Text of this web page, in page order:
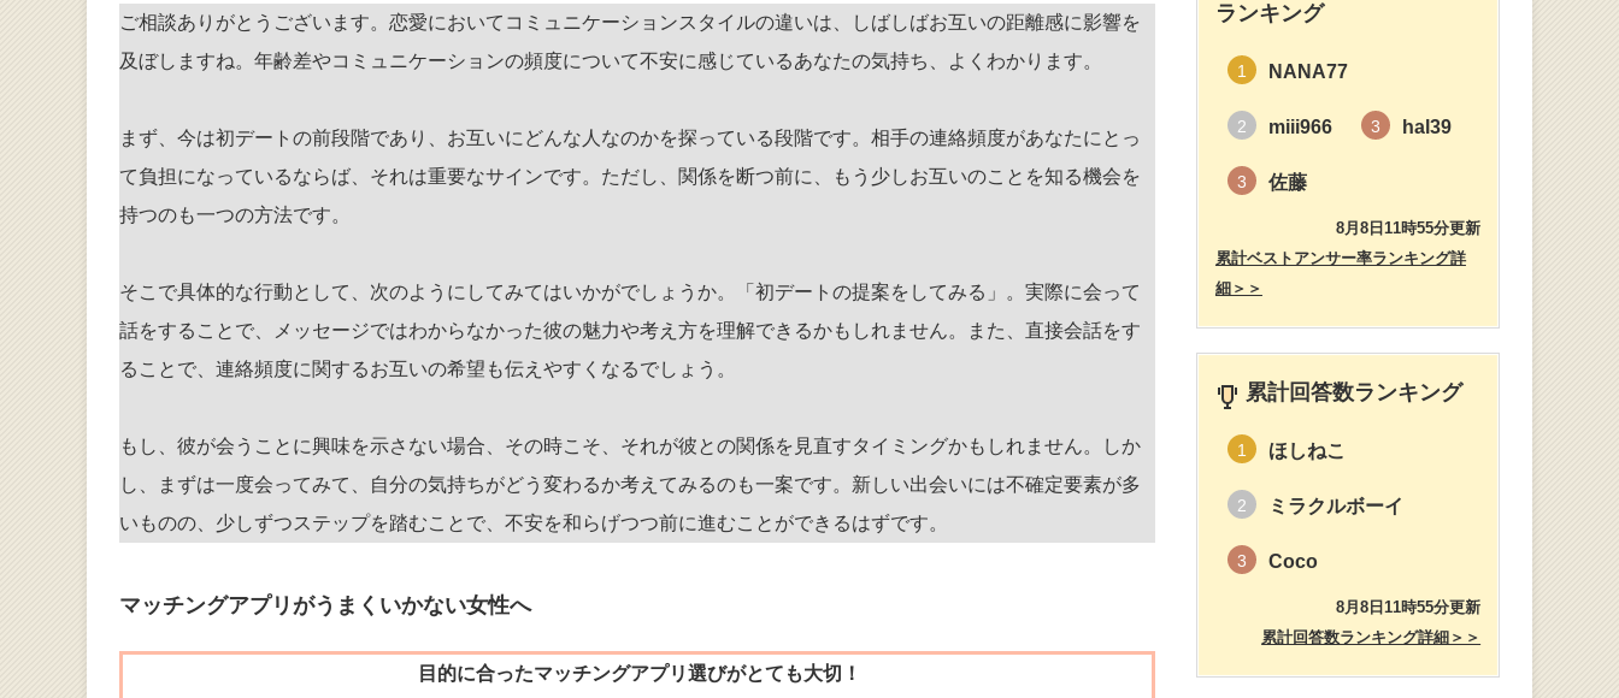
ご相談ありがとうございます。恋愛においてコミュニケーションスタイルの違いは、しばしばお互いの距離感に影響を
及ぼしますね。年齢差やコミュニケーションの頻度について不安に感じているあなたの気持ち、よくわかります。
まず、今は初デートの前段階であり、お互いにどんな人なのかを探っている段階です。相手の連絡頻度があなたにとっ
て負担になっているならば、それは重要なサインです。ただし、関係を断つ前に、もう少しお互いのことを知る機会を
持つのも一つの方法です。
そこで具体的な行動として、次のようにしてみてはいかがでしょうか。「初デートの提案をしてみる」。実際に会って
話をすることで、メッセージではわからなかった彼の魅力や考え方を理解できるかもしれません。また、直接会話をす
ることで、連絡頻度に関するお互いの希望も伝えやすくなるでしょう。
もし、彼が会うことに興味を示さない場合、その時こそ、それが彼との関係を見直すタイミングかもしれません。しか
し、まずは一度会ってみて、自分の気持ちがどう変わるか考えてみるのも一案です。新しい出会いには不確定要素が多
いものの、少しずつステップを踏むことで、不安を和らげつつ前に進むことができるはずです。
マッチングアプリがうまくいかない女性へ
目的に合ったマッチングアプリ選びがとても大切！
ランキング
1 NANA77
2 miii966 3 hal39
3 佐藤
8月8日11時55分更新
累計ベストアンサー率ランキング詳
細＞＞
累計回答数ランキング
1 ほしねこ
2 ミラクルボーイ
3 Coco
8月8日11時55分更新
累計回答数ランキング詳細＞＞